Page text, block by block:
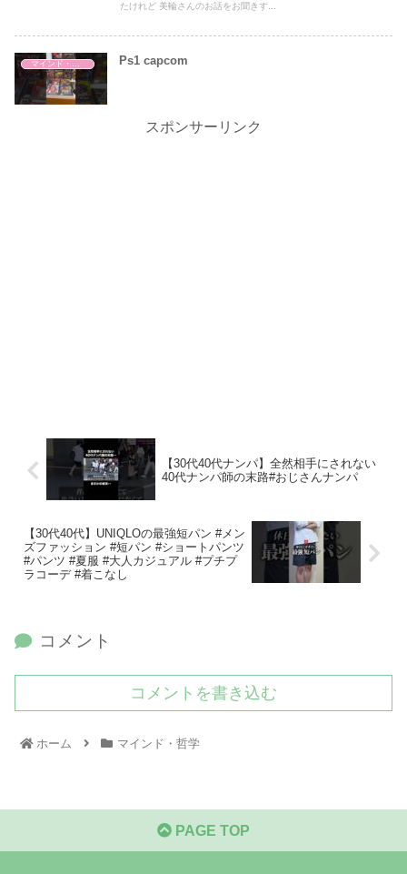
たけれど 美輪さんのお話をお聞きす...
Ps1 capcom
スポンサーリンク
【30代40代ナンパ】全然相手にされない
40代ナンパ師の末路#おじさんナンパ
【30代40代】UNIQLOの最強短パン #メン
ズファッション #短パン #ショートパンツ
#パンツ #夏服 #大人カジュアル #プチプ
ラコーデ #着こなし
コメント
コメントを書き込む
ホーム マインド・哲学
PAGE TOP